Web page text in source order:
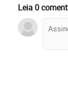
Leia 0